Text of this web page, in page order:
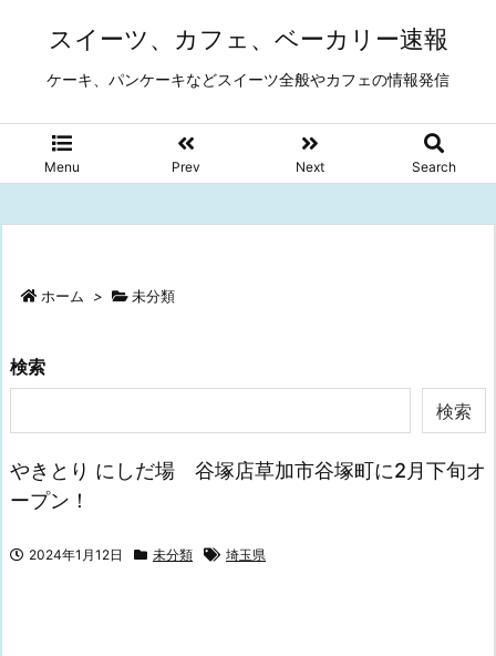
スイーツ、カフェ、ベーカリー速報
ケーキ、パンケーキなどスイーツ全般やカフェの情報発信
Menu Prev Next Search
ホーム > 未分類
検索
検索
やきとり にしだ場 谷塚店草加市谷塚町に2月下旬オ
ープン！
2024年1月12日 未分類 埼玉県